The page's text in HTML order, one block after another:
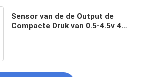
Sensor van de de Output de
Compacte Druk van 0.5-4.5v 4-